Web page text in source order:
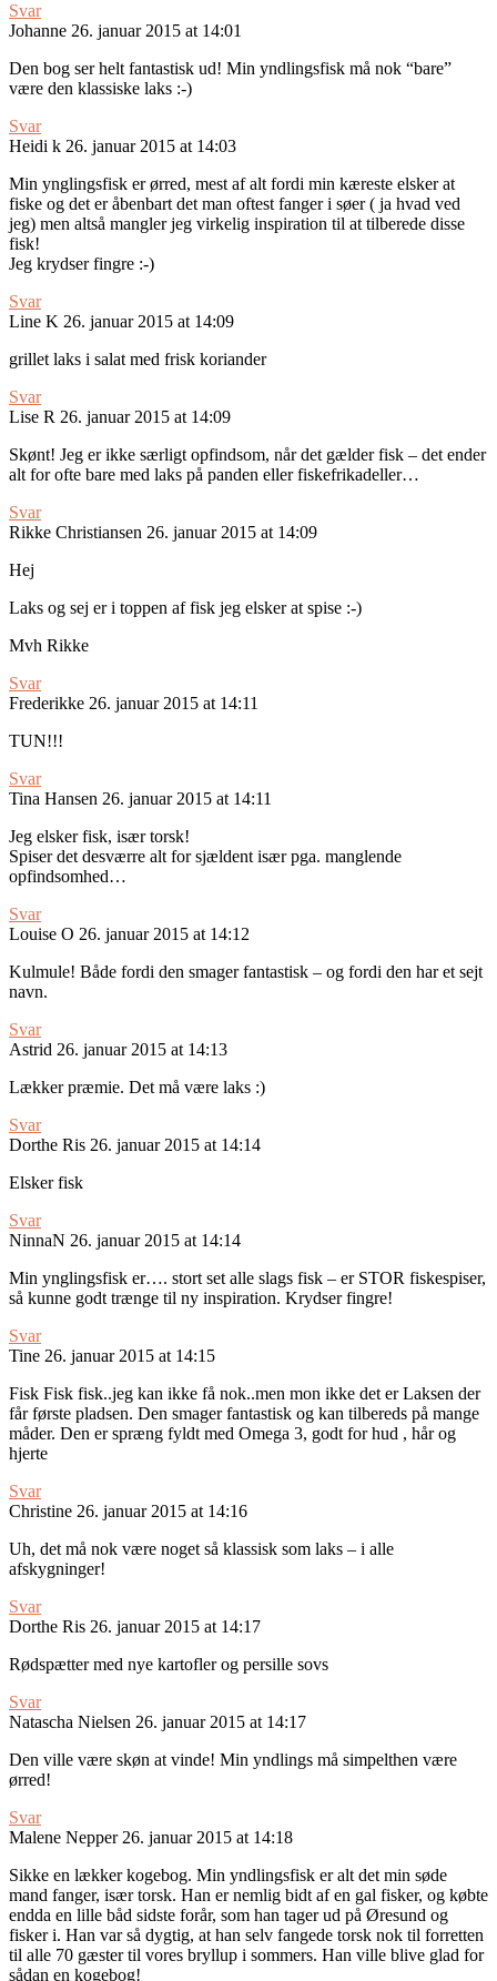
Svar
Johanne 26. januar 2015 at 14:01
Den bog ser helt fantastisk ud! Min yndlingsfisk må nok “bare”
være den klassiske laks :-)
Svar
Heidi k 26. januar 2015 at 14:03
Min ynglingsfisk er ørred, mest af alt fordi min kæreste elsker at
fiske og det er åbenbart det man oftest fanger i søer ( ja hvad ved
jeg) men altså mangler jeg virkelig inspiration til at tilberede disse
fisk!
Jeg krydser fingre :-)
Svar
Line K 26. januar 2015 at 14:09
grillet laks i salat med frisk koriander
Svar
Lise R 26. januar 2015 at 14:09
Skønt! Jeg er ikke særligt opfindsom, når det gælder fisk – det ender
alt for ofte bare med laks på panden eller fiskefrikadeller…
Svar
Rikke Christiansen 26. januar 2015 at 14:09
Hej
Laks og sej er i toppen af fisk jeg elsker at spise :-)
Mvh Rikke
Svar
Frederikke 26. januar 2015 at 14:11
TUN!!!
Svar
Tina Hansen 26. januar 2015 at 14:11
Jeg elsker fisk, især torsk!
Spiser det desværre alt for sjældent især pga. manglende
opfindsomhed…
Svar
Louise O 26. januar 2015 at 14:12
Kulmule! Både fordi den smager fantastisk – og fordi den har et sejt
navn.
Svar
Astrid 26. januar 2015 at 14:13
Lækker præmie. Det må være laks :)
Svar
Dorthe Ris 26. januar 2015 at 14:14
Elsker fisk
Svar
NinnaN 26. januar 2015 at 14:14
Min ynglingsfisk er…. stort set alle slags fisk – er STOR fiskespiser,
så kunne godt trænge til ny inspiration. Krydser fingre!
Svar
Tine 26. januar 2015 at 14:15
Fisk Fisk fisk..jeg kan ikke få nok..men mon ikke det er Laksen der
får første pladsen. Den smager fantastisk og kan tilbereds på mange
måder. Den er spræng fyldt med Omega 3, godt for hud , hår og
hjerte
Svar
Christine 26. januar 2015 at 14:16
Uh, det må nok være noget så klassisk som laks – i alle
afskygninger!
Svar
Dorthe Ris 26. januar 2015 at 14:17
Rødspætter med nye kartofler og persille sovs
Svar
Natascha Nielsen 26. januar 2015 at 14:17
Den ville være skøn at vinde! Min yndlings må simpelthen være
ørred!
Svar
Malene Nepper 26. januar 2015 at 14:18
Sikke en lækker kogebog. Min yndlingsfisk er alt det min søde
mand fanger, især torsk. Han er nemlig bidt af en gal fisker, og købte
endda en lille båd sidste forår, som han tager ud på Øresund og
fisker i. Han var så dygtig, at han selv fangede torsk nok til forretten
til alle 70 gæster til vores bryllup i sommers. Han ville blive glad for
sådan en kogebog!